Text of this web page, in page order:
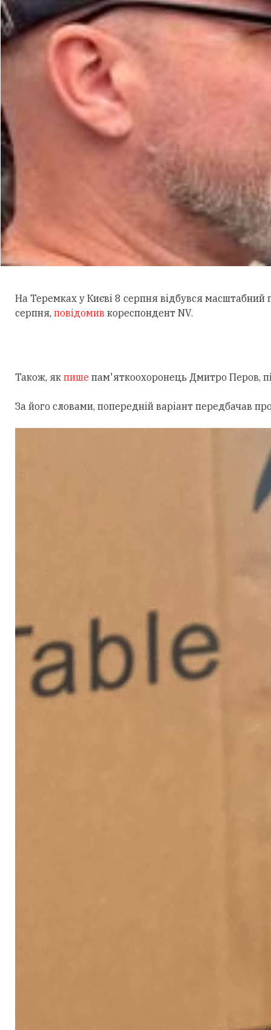
На Теремках у Києві 8 серпня відбувся масштабний
серпня, повідомив кореспондент NV.
Також, як пише пам'яткоохоронець Дмитро Перов,
За його словами, попередній варіант передбачав